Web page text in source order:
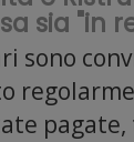
sia "in
sono